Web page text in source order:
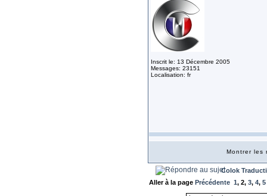
Inscrit le: 13 Décembre 2005
Messages: 23151
Localisation: fr
Montrer
Colok
Aller à la page Précédente 1, 2, 3, 4, 5